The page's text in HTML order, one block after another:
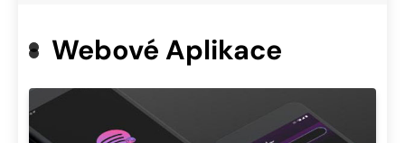
Webové Aplikace